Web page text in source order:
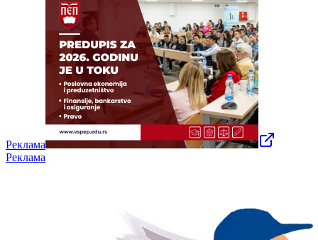
Реклама
Реклама